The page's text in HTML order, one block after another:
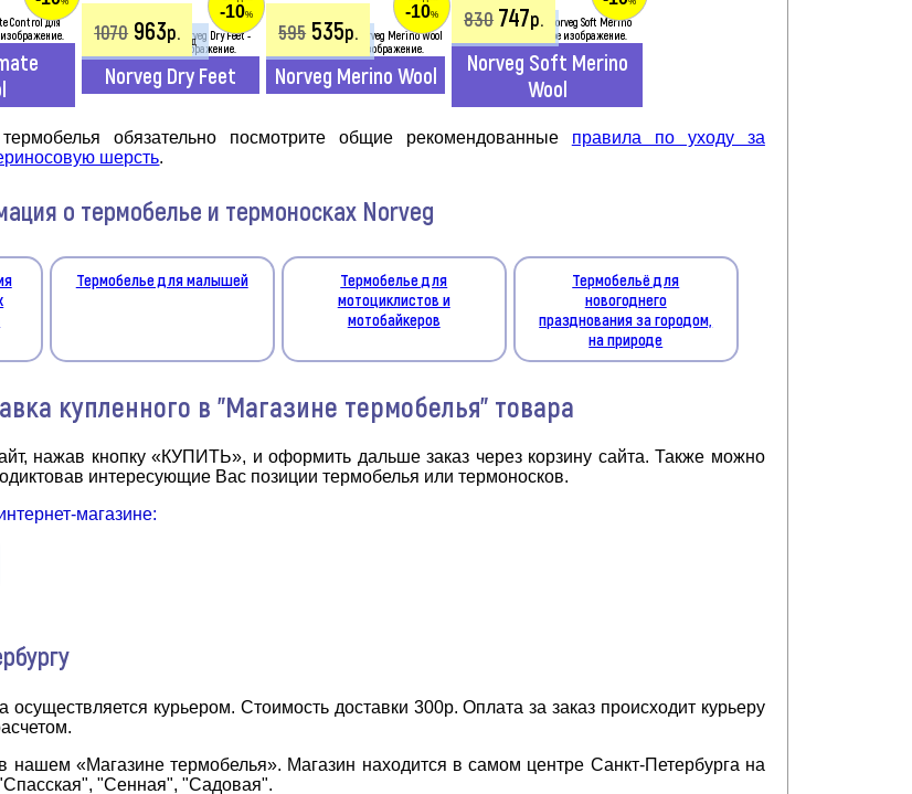
Усиленный влагоотвод
-10%
1070963р.
Norveg Dry Feet
Тонкие шерстяные
-10%
595535р.
Norveg Merino Wool
Средней толщины
830 747р.
Norveg Soft Merino
Wool
обязательно посмотрите общие рекомендованные правила по уходу за
шерсть.
о термобелье и термоносках Norveg
Термобелье для малышей
Термобелье для
мотоциклистов и
мотобайкеров
Термобельё для
новогоднего
празднования за городом,
на природе
купленного в "Магазине термобелья" товара
нажав кнопку «КУПИТЬ», и оформить дальше заказ через корзину сайта. Также можно
интересующие Вас позиции термобелья или термоносков.
магазине:
осуществляется курьером. Стоимость доставки 300р. Оплата за заказ происходит курьеру
нашем «Магазине термобелья». Магазин находится в самом центре Санкт-Петербурга на
"Сенная", "Садовая".